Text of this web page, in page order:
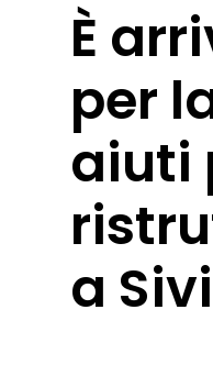
È
per
aiuti
a